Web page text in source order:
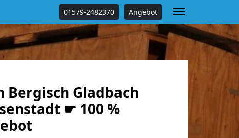
01579-2482370 Angebot
Bergisch Gladbach
☛ 100 %